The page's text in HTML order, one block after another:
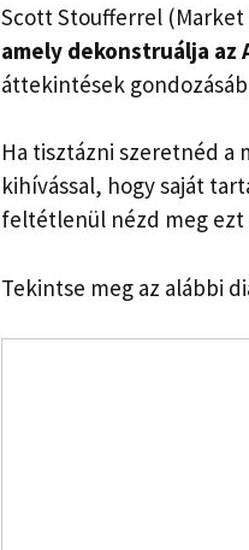
Scott Stoufferrel
amely dekonstruálja
áttekintések
Ha tisztázni szeretnéd a
kihívással, hogy saját
feltétlenül nézd meg ezt
Tekintse meg az alábbi